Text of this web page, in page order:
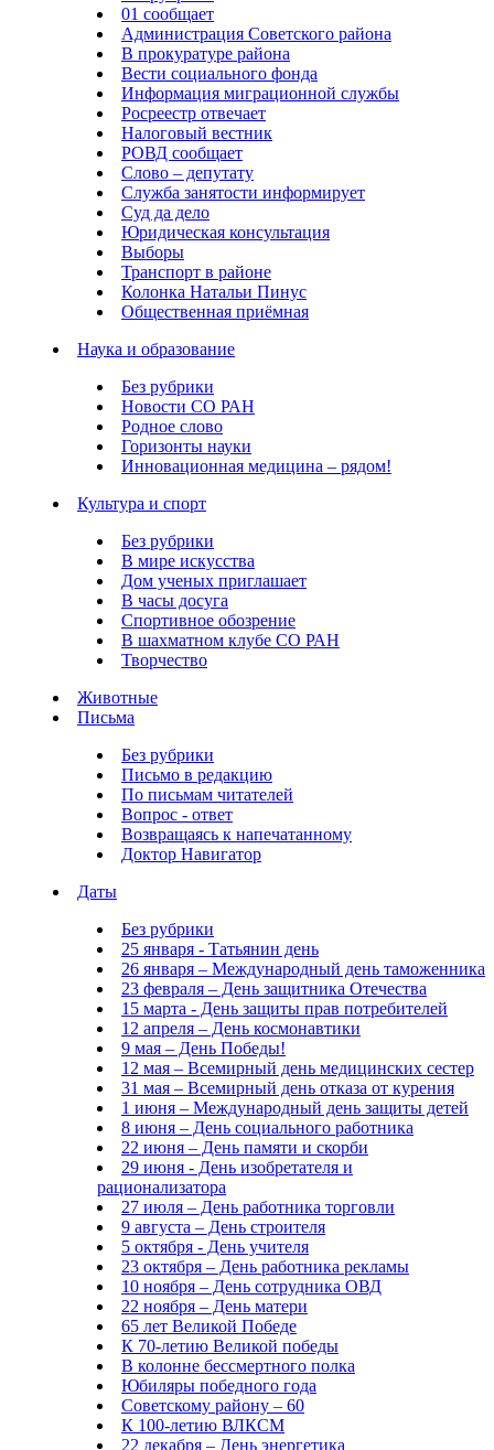
01 сообщает
Администрация Советского района
В прокуратуре района
Вести социального фонда
Информация миграционной службы
Росреестр отвечает
Налоговый вестник
РОВД сообщает
Слово – депутату
Служба занятости информирует
Суд да дело
Юридическая консультация
Выборы
Транспорт в районе
Колонка Натальи Пинус
Общественная приёмная
Наука и образование
Без рубрики
Новости СО РАН
Родное слово
Горизонты науки
Инновационная медицина – рядом!
Культура и спорт
Без рубрики
В мире искусства
Дом ученых приглашает
В часы досуга
Спортивное обозрение
В шахматном клубе СО РАН
Творчество
Животные
Письма
Без рубрики
Письмо в редакцию
По письмам читателей
Вопрос - ответ
Возвращаясь к напечатанному
Доктор Навигатор
Даты
Без рубрики
25 января - Татьянин день
26 января – Международный день таможенника
23 февраля – День защитника Отечества
15 марта - День защиты прав потребителей
12 апреля – День космонавтики
9 мая – День Победы!
12 мая – Всемирный день медицинских сестер
31 мая – Всемирный день отказа от курения
1 июня – Международный день защиты детей
8 июня – День социального работника
22 июня – День памяти и скорби
29 июня - День изобретателя и
рационализатора
27 июля – День работника торговли
9 августа – День строителя
5 октября - День учителя
23 октября – День работника рекламы
10 ноября – День сотрудника ОВД
22 ноября – День матери
65 лет Великой Победе
К 70-летию Великой победы
В колонне бессмертного полка
Юбиляры победного года
Советскому району – 60
К 100-летию ВЛКСМ
22 декабря – День энергетика